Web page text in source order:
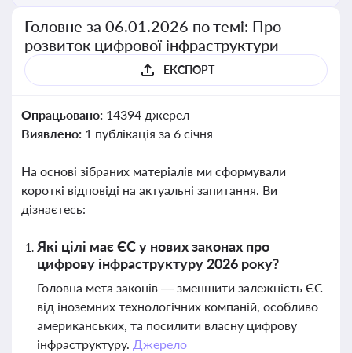
Головне за 06.01.2026 по темі: Про
розвиток цифрової інфраструктури
ЕКСПОРТ
Опрацьовано: 14394 джерел
Виявлено: 1 публікація за 6 січня
На основі зібраних матеріалів ми сформували
короткі відповіді на актуальні запитання. Ви
дізнаєтесь:
Які цілі має ЄС у нових законах про
цифрову інфраструктуру 2026 року?
Головна мета законів — зменшити залежність ЄС
від іноземних технологічних компаній, особливо
американських, та посилити власну цифрову
інфраструктуру. Джерело